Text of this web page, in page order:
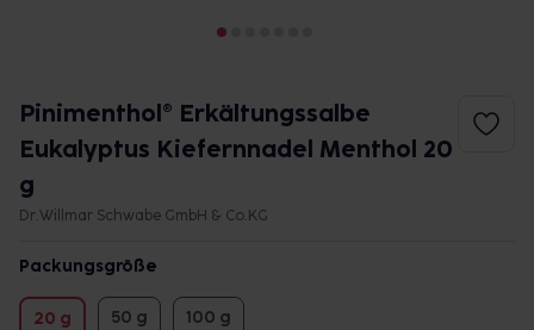
Pinimenthol® Erkältungssalbe
Eukalyptus Kiefernnadel Menthol 20
g
Dr.Willmar Schwabe GmbH & Co.KG
Packungsgröße
20 g 50 g 100 g